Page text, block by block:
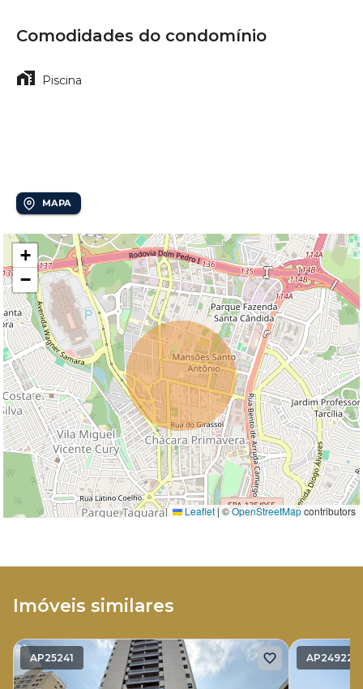
Comodidades do condomínio
Piscina
MAPA
+
−
Leaflet | ©OpenStreetMapcontributors
Imóveis similares
AP25241 AP24922